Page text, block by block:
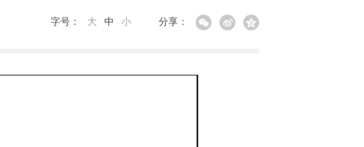
分享：
字号： 大 中 小